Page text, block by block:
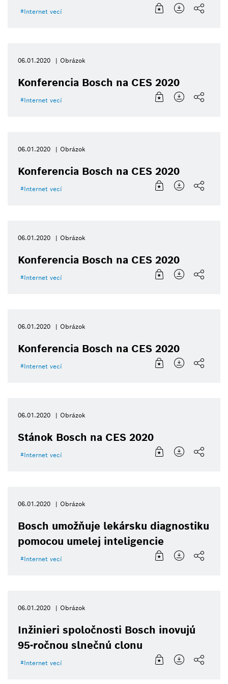
Internet vecí
06.01.2020 Obrázok
Konferencia Bosch na CES 2020
Internet vecí
06.01.2020 Obrázok
Konferencia Bosch na CES 2020
Internet vecí
06.01.2020 Obrázok
Konferencia Bosch na CES 2020
Internet vecí
06.01.2020 Obrázok
Konferencia Bosch na CES 2020
Internet vecí
06.01.2020 Obrázok
Stánok Bosch na CES 2020
Internet vecí
06.01.2020 Obrázok
Bosch umožňuje lekársku diagnostiku
pomocou umelej inteligencie
Internet vecí
06.01.2020 Obrázok
Inžinieri spoločnosti Bosch inovujú
95-ročnou slnečnú clonu
Internet vecí